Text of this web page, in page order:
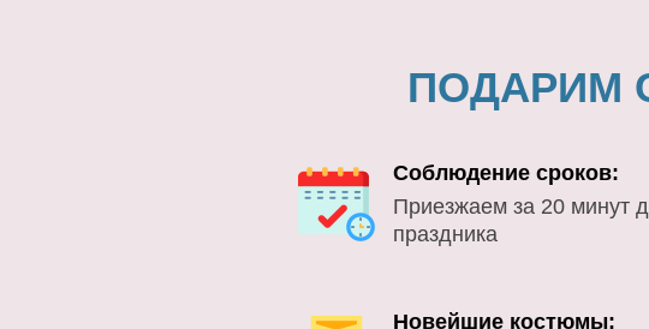
ПОДАРИМ
Соблюдение сроков:
Приезжаем за 20 минут
праздника
Новейшие костюмы: